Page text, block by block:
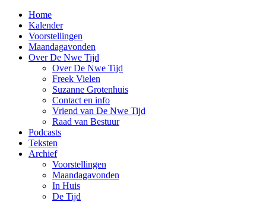
Home
Kalender
Voorstellingen
Maandagavonden
Over De Nwe Tijd
Over De Nwe Tijd
Freek Vielen
Suzanne Grotenhuis
Contact en info
Vriend van De Nwe Tijd
Raad van Bestuur
Podcasts
Teksten
Archief
Voorstellingen
Maandagavonden
In Huis
De Tijd